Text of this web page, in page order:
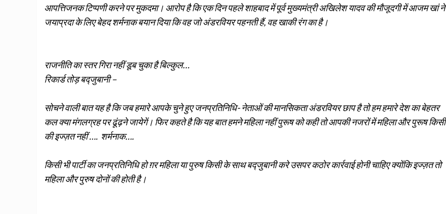
आपत्तिजनक टिप्पणी करने पर मुकदमा। आरोप है कि एक दिन पहले शाहबाद में पूर्व मुख्यमंत्री अखिलेश यादव की मौजूदगी में आजम खां ने
जयाप्रदा के लिए बेहद शर्मनाक बयान दिया कि वह जो अंडरवियर पहनती हैं, वह खाकी रंग का है।
राजनीति का स्तर गिरा नहीं डूब चुका है बिल्कुल…
रिकार्ड तोड़ बद्जुबानी –
सोचने वाली बात यह है कि जब हमारे आपके चुने हुए जनप्रतिनिधि- नेताओं की मानसिकता अंडरवियर छाप है तो हम हमारे देश का बेहतर
कल क्या मंगलग्रह पर ढूंढ़ने जायेगें। फिर कहते है कि यह बात हमने महिला नहीं पुरूष को कही तो आपकी नजरों में महिला और पुरूष किसी
की इज्ज़त नहीं …. शर्मनाक….
किसी भी पार्टी का जनप्रतिनिधि हो ग़र महिला या पुरुष किसी के साथ बद्जुबानी करे उसपर कठोर कार्रवाई होनी चाहिए क्योंकि इज्ज़त तो
महिला और पुरुष दोनों की होती है।